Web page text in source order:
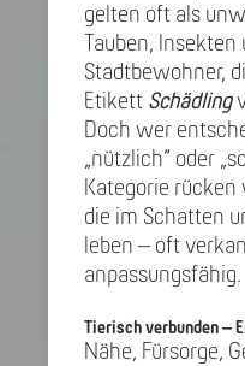
gelten oft als
Tauben,
Stadtbewohner,
Etikett Schädling
Doch wer
„nützlich“ oder
Kategorie rücken
die im Schatten
leben – oft
anpassungsfähig.
Tierisch verbunden –
Nähe, Fürsorge,